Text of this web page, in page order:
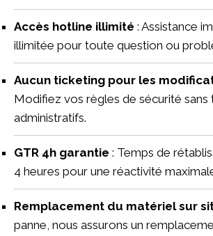
Accès hotline illimité : Assistance
illimitée pour toute question ou
Aucun ticketing pour les
Modifiez vos règles de sécurité sans
administratifs.
GTR 4h garantie : Temps de
4 heures pour une réactivité
Remplacement du matériel sur
panne, nous assurons un